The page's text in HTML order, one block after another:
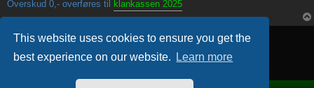
This website uses cookies to ensure you get the
best experience on our website.
Learn more
Overskud 0,- overføres til klankassen 2025
Locked